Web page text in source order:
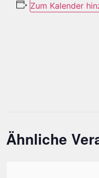
Zum Kalender
Ähnliche